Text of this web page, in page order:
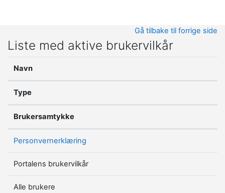
Gå tilbake til forrige side
Liste med aktive brukervilkår
Navn
Type
Brukersamtykke
Personvernerklæring
Portalens brukervilkår
Alle brukere